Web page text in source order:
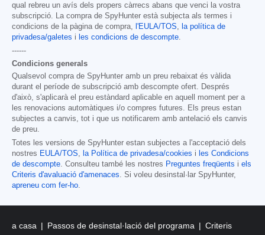
qual rebreu un avís dels propers càrrecs abans que venci la vostra
subscripció. La compra de SpyHunter està subjecta als termes i
condicions de la pàgina de compra, l'EULA/TOS, la política de
privadesa/galetes i les condicions de descompte.
------
Condicions generals
Qualsevol compra de SpyHunter amb un preu rebaixat és vàlida
durant el període de subscripció amb descompte ofert. Després
d'això, s'aplicarà el preu estàndard aplicable en aquell moment per a
les renovacions automàtiques i/o compres futures. Els preus estan
subjectes a canvis, tot i que us notificarem amb antelació els canvis
de preu.
Totes les versions de SpyHunter estan subjectes a l'acceptació dels
nostres EULA/TOS, la Política de privadesa/cookies i les Condicions
de descompte. Consulteu també les nostres Preguntes freqüents i els
Criteris d'avaluació d'amenaces. Si voleu desinstal·lar SpyHunter,
apreneu com fer-ho.
a casa Passos de desinstal·lació del programa
Criteris